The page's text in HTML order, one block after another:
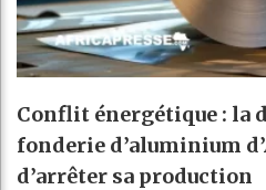
Conflit énergétique : la
fonderie d’aluminium
d’arrêter sa production